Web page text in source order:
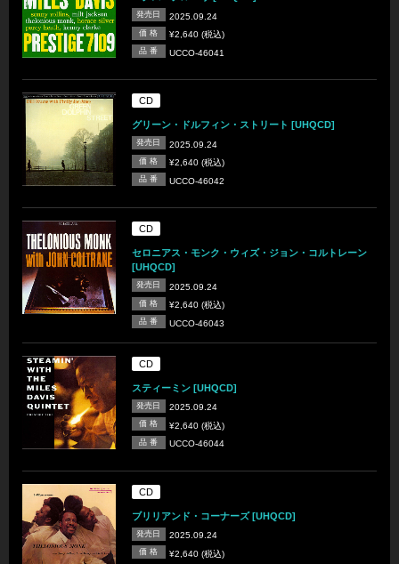
発売日 2025.09.24
価 格 ¥2,640 (税込)
品 番 UCCO-46041
CD
グリーン・ドルフィン・ストリート [UHQCD]
発売日 2025.09.24
価 格 ¥2,640 (税込)
品 番 UCCO-46042
CD
セロニアス・モンク・ウィズ・ジョン・コルトレーン
[UHQCD]
発売日 2025.09.24
価 格 ¥2,640 (税込)
品 番 UCCO-46043
CD
スティーミン [UHQCD]
発売日 2025.09.24
価 格 ¥2,640 (税込)
品 番 UCCO-46044
CD
ブリリアンド・コーナーズ [UHQCD]
発売日 2025.09.24
価 格 ¥2,640 (税込)